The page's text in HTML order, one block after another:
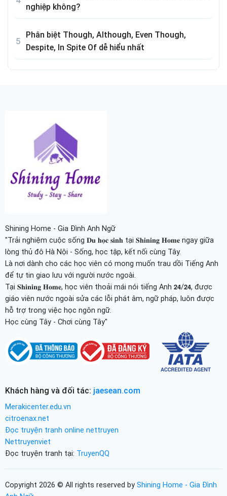
nghiệp không?
Phân biệt Though, Although, Even Though,
Despite, In Spite Of dễ hiểu nhất
Shining Home - Gia Đình Anh Ngữ
"Trải nghiệm cuộc sống 𝐃𝐮 𝐡𝐨̣𝐜 𝐬𝐢𝐧𝐡 tại 𝐒𝐡𝐢𝐧𝐢𝐧𝐠 𝐇𝐨𝐦𝐞 ngay giữa
lòng thủ đô Hà Nội - Sống, học tập, kết nối cùng Tây.
Là nơi dành cho các học viên có mong muốn trau dồi Tiếng Anh
để tự tin giao lưu với người nước ngoài.
Tại 𝐒𝐡𝐢𝐧𝐢𝐧𝐠 𝐇𝐨𝐦𝐞, học viên thoải mái nói tiếng Anh 𝟮𝟰/𝟮𝟰, được
giáo viên nước ngoài sửa các lỗi phát âm, ngữ pháp, luôn được
hỗ trợ trong việc học ngôn ngữ.
Học cùng Tây - Chơi cùng Tây"
Khách hàng và đối tác: jaesean.com
Merakicenter.edu.vn
citroenax.net
Đọc truyện tranh online nettruyen
Nettruyenviet
Đọc truyện tranh tại: TruyenQQ
Copyright 2026 © All rights reserved by Shining Home - Gia Đình